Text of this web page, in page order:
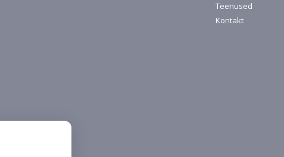
Teenused
Kontakt